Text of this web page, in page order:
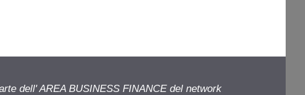
dell' AREA BUSINESS FINANCE del network